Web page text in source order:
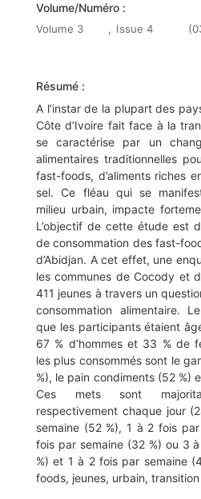
Volume/Numéro :
Volume 3 , Issue 4
Résumé :
A l’instar de la plupart des
Côte d’Ivoire fait face à la
se caractérise par un
alimentaires traditionnelles
fast-foods, d’aliments riches
sel. Ce fléau qui se
milieu urbain, impacte
L’objectif de cette étude est
de consommation des fast-
d’Abidjan. A cet effet, une
les communes de Cocody et
411 jeunes à travers un
consommation alimentaire.
que les participants étaient
67 % d’hommes et 33 % de
les plus consommés sont le
%), le pain condiments (52 %)
Ces mets sont
respectivement chaque jour
semaine (52 %), 1 à 2 fois
fois par semaine (32 %) ou 3
%) et 1 à 2 fois par semaine
foods, jeunes, urbain,